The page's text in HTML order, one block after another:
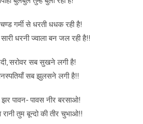
गर्मी से धरती धधक रही है!
धरनी ज्वाला बन जल रही है!!
सरोवर सब सुखने लगी है!
वनस्पतियाँ सब झुलसने लगी है!!
पावन- पावस नीर बरसाओ!
तुम बून्दो की तीर चुभाओ!!